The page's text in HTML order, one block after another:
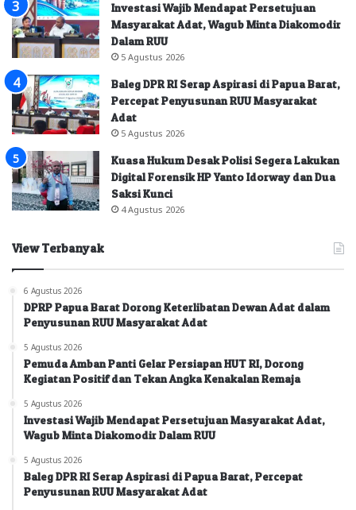
Investasi Wajib Mendapat Persetujuan
Masyarakat Adat, Wagub Minta Diakomodir
Dalam RUU
5 Agustus 2026
Baleg DPR RI Serap Aspirasi di Papua Barat,
Percepat Penyusunan RUU Masyarakat
Adat
5 Agustus 2026
Kuasa Hukum Desak Polisi Segera Lakukan
Digital Forensik HP Yanto Idorway dan Dua
Saksi Kunci
4 Agustus 2026
View Terbanyak
6 Agustus 2026
DPRP Papua Barat Dorong Keterlibatan Dewan Adat dalam
Penyusunan RUU Masyarakat Adat
5 Agustus 2026
Pemuda Amban Panti Gelar Persiapan HUT RI, Dorong
Kegiatan Positif dan Tekan Angka Kenakalan Remaja
5 Agustus 2026
Investasi Wajib Mendapat Persetujuan Masyarakat Adat,
Wagub Minta Diakomodir Dalam RUU
5 Agustus 2026
Baleg DPR RI Serap Aspirasi di Papua Barat, Percepat
Penyusunan RUU Masyarakat Adat